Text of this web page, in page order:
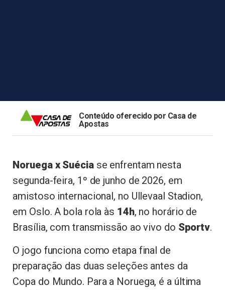
Conteúdo oferecido por Casa de
Apostas
Noruega x Suéciase enfrentam nesta
segunda-feira, 1º de junho de 2026, em
amistoso internacional, no Ullevaal Stadion,
em Oslo. A bola rola às 14h, no horário de
Brasília, com transmissão ao vivo do Sportv.
O jogo funciona como etapa final de
preparação das duas seleções antes da
Copa do Mundo. Para a Noruega, é a última